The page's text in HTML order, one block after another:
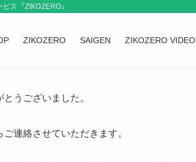
ス『ZIKOZERO』
ZIKOZERO SAIGEN ZIKOZERO VIDEO
うございました。
連絡させていただきます。